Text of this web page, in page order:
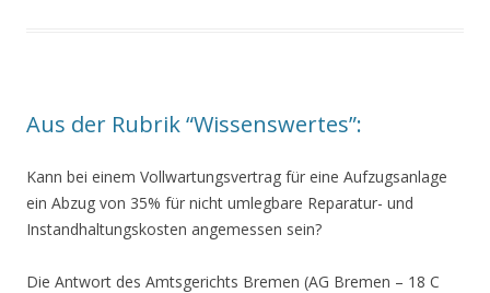
Aus der Rubrik “Wissenswertes”:
Kann bei einem Vollwartungsvertrag für eine Aufzugsanlage
ein Abzug von 35% für nicht umlegbare Reparatur- und
Instandhaltungskosten angemessen sein?
Die Antwort des Amtsgerichts Bremen (AG Bremen – 18 C